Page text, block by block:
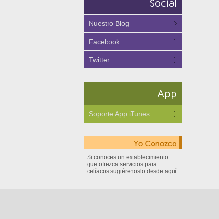
Social
Nuestro Blog
Facebook
Twitter
App
Soporte App iTunes
Si conoces un establecimiento
que ofrezca servicios para
celíacos sugiérenoslo desde aquí.